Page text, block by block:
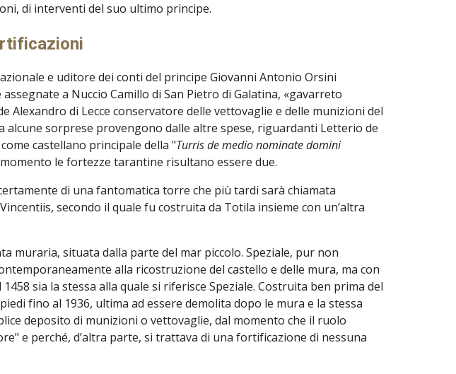
di interventi del suo ultimo principe.
e uditore dei conti del principe Giovanni Antonio Orsini
a Nuccio Camillo di San Pietro di Galatina, «gavarreto
Alexandro di Lecce conservatore delle vettovaglie e delle munizioni del
alcune sorprese provengono dalle altre spese, riguardanti Letterio de
castellano principale della "Turris de medio nominate domini
le fortezze tarantine risultano essere due.
di una fantomatica torre che più tardi sarà chiamata
secondo il quale fu costruita da Totila insieme con un’altra
muraria, situata dalla parte del mar piccolo. Speziale, pur non
alla ricostruzione del castello e delle mura, ma con
sia la stessa alla quale si riferisce Speziale. Costruita ben prima del
fino al 1936, ultima ad essere demolita dopo le mura e la stessa
deposito di munizioni o vettovaglie, dal momento che il ruolo
e perché, d’altra parte, si trattava di una fortificazione di nessuna